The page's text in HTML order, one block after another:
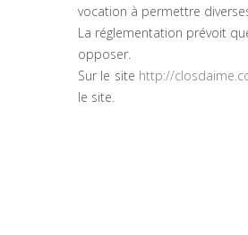
vocation à permettre
La réglementation prévoit
opposer.
Sur le site http://
le site.